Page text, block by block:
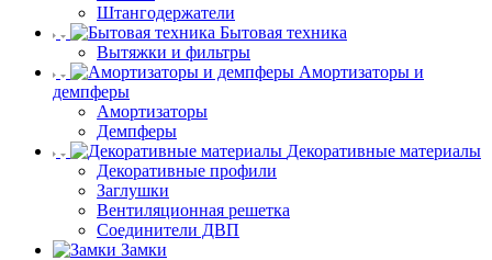
Штангодержатели
Бытовая техника
Вытяжки и фильтры
Амортизаторы и
демпферы
Амортизаторы
Демпферы
Декоративные материалы
Декоративные профили
Заглушки
Вентиляционная решетка
Соединители ДВП
Замки